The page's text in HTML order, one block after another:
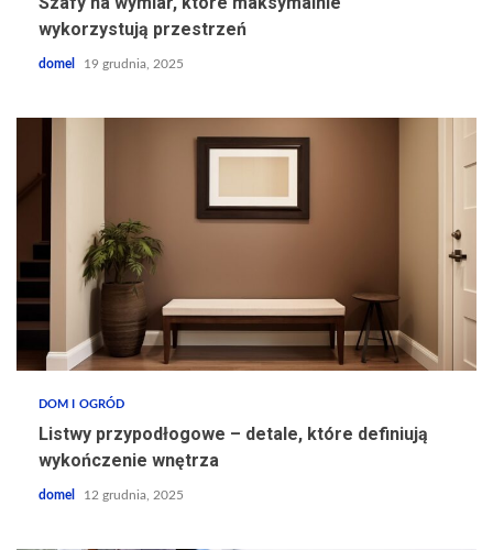
wykorzystują przestrzeń
domel 19 grudnia, 2025
DOM I OGRÓD
Listwy przypodłogowe – detale, które definiują
wykończenie wnętrza
domel 12 grudnia, 2025